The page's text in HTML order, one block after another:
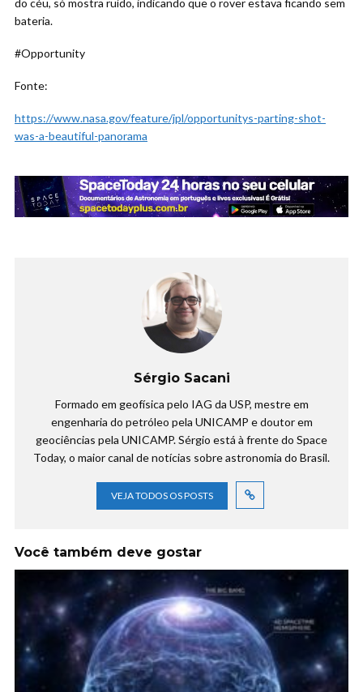
do céu, só mostra ruído, indicando que o rover estava ficando sem
bateria.
#Opportunity
Fonte:
https://www.nasa.gov/feature/jpl/opportunitys-parting-shot-
was-a-beautiful-panorama
Sérgio Sacani
Formado em geofísica pelo IAG da USP, mestre em
engenharia do petróleo pela UNICAMP e doutor em
geociências pela UNICAMP. Sérgio está à frente do Space
Today, o maior canal de notícias sobre astronomia do Brasil.
VEJA TODOS OS POSTS
Você também deve gostar